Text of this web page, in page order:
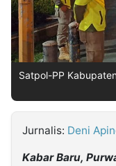
Follow
Kabarbaru
Satpol-PP
Jurnalis: Deni
Kabar Baru,